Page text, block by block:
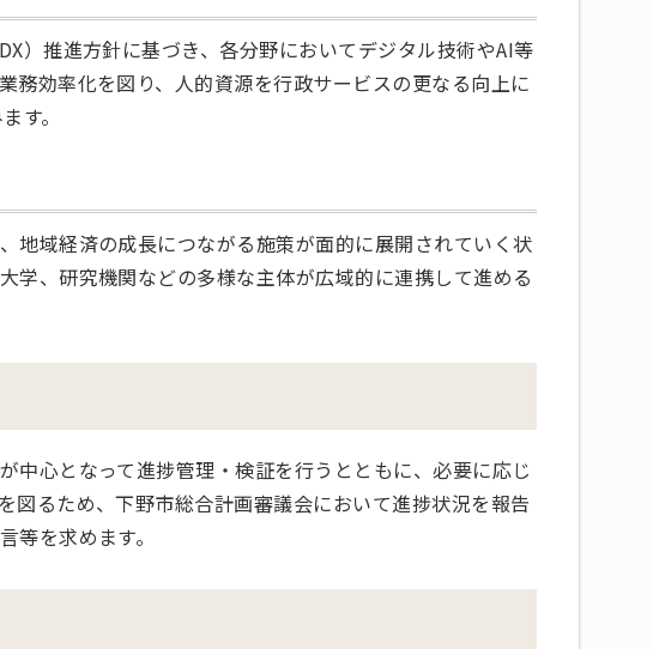
）推進方針に基づき、各分野においてデジタル技術やAI等
務効率化を図り、人的資源を行政サービスの更なる向上に
す。
地域経済の成長につながる施策が面的に展開されていく状
学、研究機関などの多様な主体が広域的に連携して進める
中心となって進捗管理・検証を行うとともに、必要に応じ
図るため、下野市総合計画審議会において進捗状況を報告
等を求めます。